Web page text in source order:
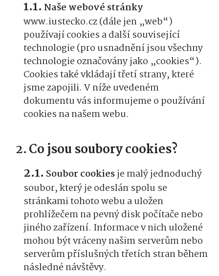
Naše webové stránky
www.iustecko.cz (dále jen „web“)
používají cookies a další související
technologie (pro usnadnění jsou všechny
technologie označovány jako „cookies“).
Cookies také vkládají třetí strany, které
jsme zapojili. V níže uvedeném
dokumentu vás informujeme o používání
cookies na našem webu.
Co jsou soubory cookies?
Soubor cookiesje malý jednoduchý
soubor, který je odeslán spolu se
stránkami tohoto webu a uložen
prohlížečem na pevný disk počítače nebo
jiného zařízení. Informace v nich uložené
mohou být vráceny našim serverům nebo
serverům příslušných třetích stran během
následné návštěvy.